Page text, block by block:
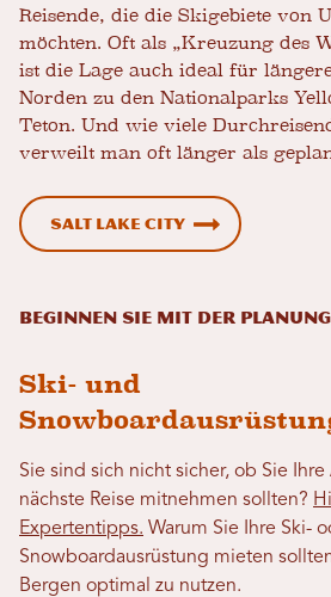
Reisende, die die Skigebiete von
möchten. Oft als „Kreuzung des
ist die Lage auch ideal für
Norden zu den Nationalparks
Teton. Und wie viele
verweilt man oft länger als
Salt Lake City
Beginnen Sie mit der Planung
Ski- und
Sie sind sich nicht sicher, ob Sie
nächste Reise mitnehmen sollten?
Expertentipps. Warum Sie Ihre Ski-
Snowboardausrüstung mieten
Bergen optimal zu nutzen.